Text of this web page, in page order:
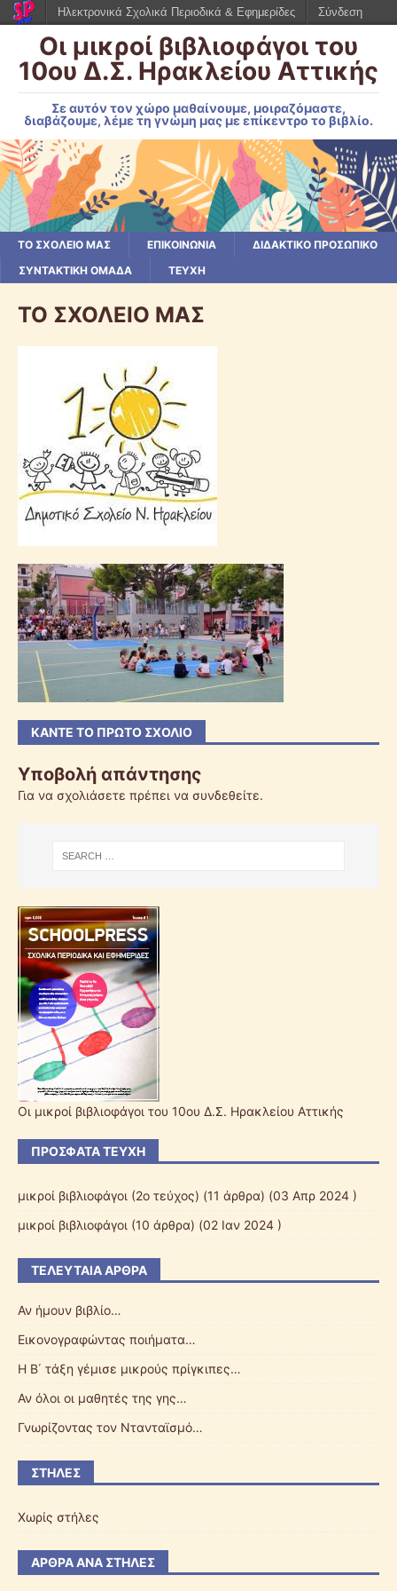
Οι μικροί βιβλιοφάγοι του
10ου Δ.Σ. Ηρακλείου Αττικής
Σε αυτόν τον χώρο μαθαίνουμε, μοιραζόμαστε,
διαβάζουμε, λέμε τη γνώμη μας με επίκεντρο το βιβλίο.
ΤΟ ΣΧΟΛΕΙΟ ΜΑΣ ΕΠΙΚΟΙΝΩΝΙΑ
ΔΙΔΑΚΤΙΚΟ ΠΡΟΣΩΠΙΚΟ
ΣΥΝΤΑΚΤΙΚΗ ΟΜΑΔΑ
ΤΕΥΧΗ
ΤΟ ΣΧΟΛΕΙΟ ΜΑΣ
ΚΆΝΤΕ ΤΟ ΠΡΏΤΟ ΣΧΌΛΙΟ
Υποβολή απάντησης
Για να σχολιάσετε πρέπει να συνδεθείτε.
Οι μικροί βιβλιοφάγοι του 10ου Δ.Σ. Ηρακλείου Αττικής
ΠΡΌΣΦΑΤΑ ΤΕΎΧΗ
μικροί βιβλιοφάγοι (2ο τεύχος) (11 άρθρα) (03 Απρ 2024 )
μικροί βιβλιοφάγοι (10 άρθρα) (02 Ιαν 2024 )
ΤΕΛΕΥΤΑΊΑ ΆΡΘΡΑ
Αν ήμουν βιβλίο…
Εικονογραφώντας ποιήματα…
Η Β΄ τάξη γέμισε μικρούς πρίγκιπες…
Αν όλοι οι μαθητές της γης…
Γνωρίζοντας τον Ντανταϊσμό…
ΣΤΉΛΕΣ
Χωρίς στήλες
ΆΡΘΡΑ ΑΝΆ ΣΤΉΛΕΣ
Ηλεκτρονικά Σχολικά Περιοδικά & Εφημερίδες Σύνδεση